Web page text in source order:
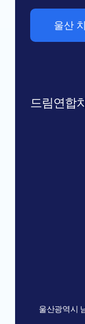
드림연합
울산광역시
울산